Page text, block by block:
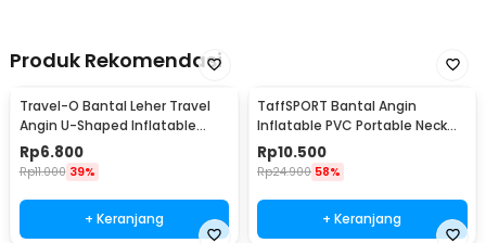
Produk Rekomendasi
Travel-O Bantal Leher Travel
Angin U-Shaped Inflatable
Neck Pillow - RH20
Rp6.800
Rp11.000 39%
+ Keranjang
TaffSPORT Bantal Angin
Inflatable PVC Portable Neck
Pillow High Rest - H0T019
Rp10.500
Rp24.900 58%
+ Keranjang